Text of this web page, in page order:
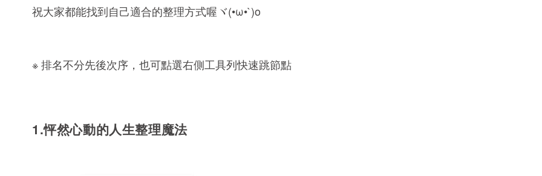
祝大家都能找到自己適合的整理方式喔ヾ(•ω•`)o
※ 排名不分先後次序，也可點選右側工具列快速跳節點
1.怦然心動的人生整理魔法